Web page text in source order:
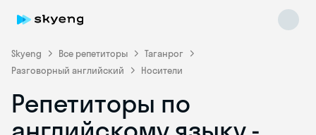
Skyeng Все репетиторы
Таганрог
Разговорный английский
Носители
Репетиторы по